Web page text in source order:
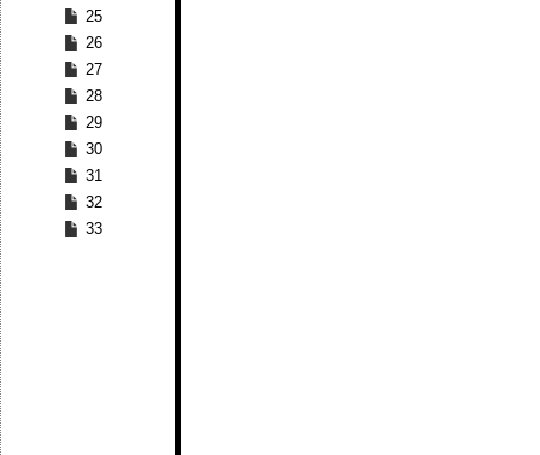
25
26
27
28
29
30
31
32
33